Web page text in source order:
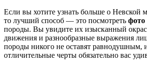
Если вы хотите узнать больше о Невской
то лучший способ — это посмотреть фото
породы. Вы увидите их изысканный
движения и разнообразные выражения
породы никого не оставят равнодушным,
отличительные черты обязательно вас